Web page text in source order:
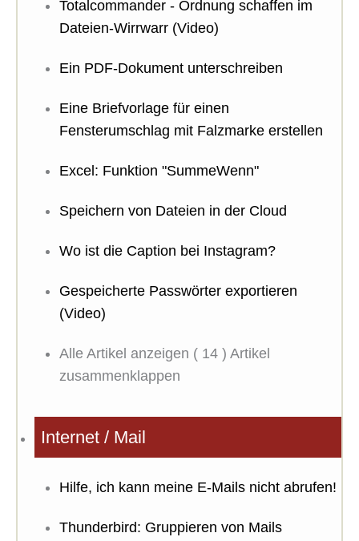
Totalcommander - Ordnung schaffen im
Dateien-Wirrwarr (Video)
Ein PDF-Dokument unterschreiben
Eine Briefvorlage für einen
Fensterumschlag mit Falzmarke erstellen
Excel: Funktion "SummeWenn"
Speichern von Dateien in der Cloud
Wo ist die Caption bei Instagram?
Gespeicherte Passwörter exportieren
(Video)
Alle Artikel anzeigen ( 14 ) Artikel
zusammenklappen
Internet / Mail
Hilfe, ich kann meine E-Mails nicht abrufen!
Thunderbird: Gruppieren von Mails